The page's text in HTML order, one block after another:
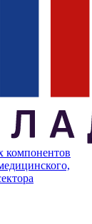
компонентов